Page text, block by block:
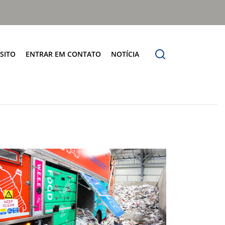
Orus COMBI TD
Orus TP COMBI TD
ENTRAR EM CONTATO NOTÍCIA